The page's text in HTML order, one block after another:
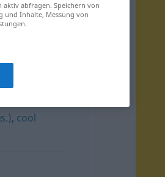
, cool
abfragen. Speichern von
und Inhalte, Messung von